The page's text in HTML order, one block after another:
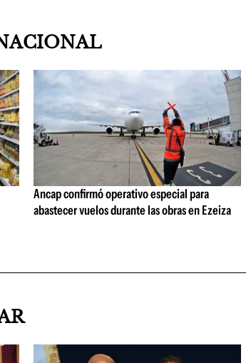
Ancap confirmó operativo especial para
abastecer vuelos durante las obras en Ezeiza